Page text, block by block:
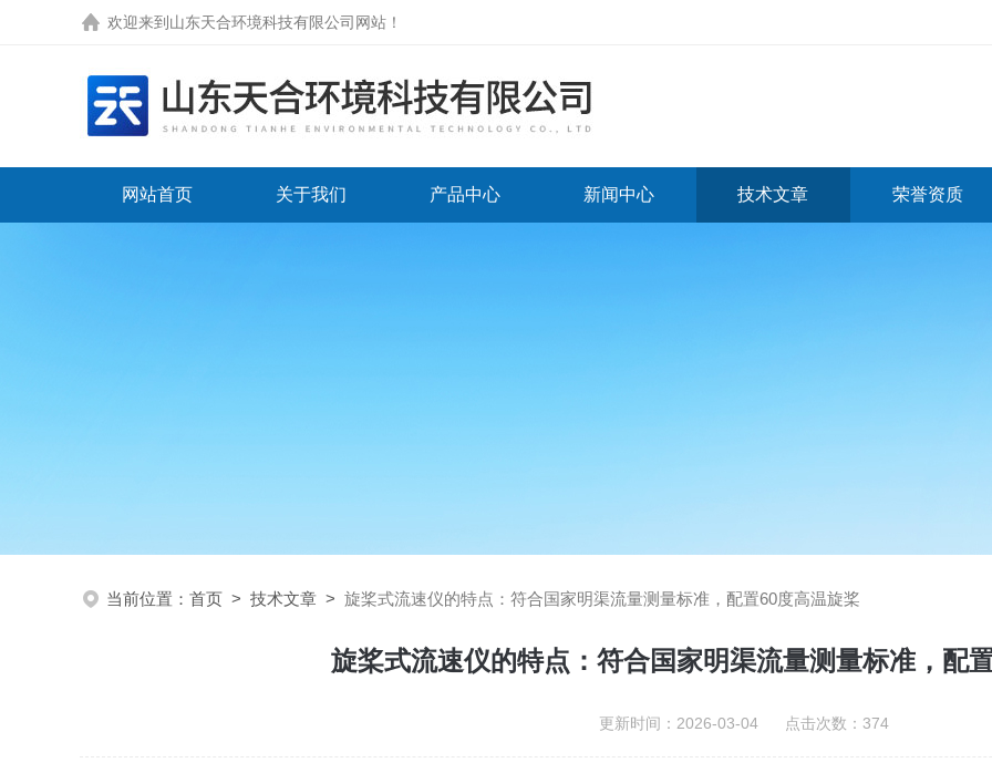
欢迎来到 山东天合环境科技有限公司网站 ！
网站首页 关于我们 产品中心 新闻中心 技术文章 荣誉资质
当前位置： 首页 > 技术文章 > 旋桨式流速仪的特点：符合国家明渠流量测量标准，配置60度高温旋桨
旋桨式流速仪的特点：符合国家明渠流量测量标准，配
更新时间：2026-03-04 点击次数：374